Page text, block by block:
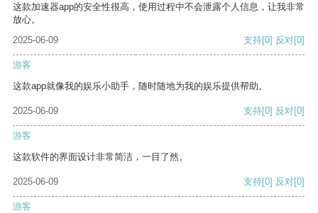
这款加速器app的安全性很高，使用过程中不会泄露个人信息，让我非常
放心。
2025-06-09
支持[0] 反对[0]
游客
这款app就像我的娱乐小助手，随时随地为我的娱乐提供帮助。
2025-06-09 支持[0] 反对[0]
游客
这款软件的界面设计非常简洁，一目了然。
2025-06-09 支持[0] 反对[0]
游客